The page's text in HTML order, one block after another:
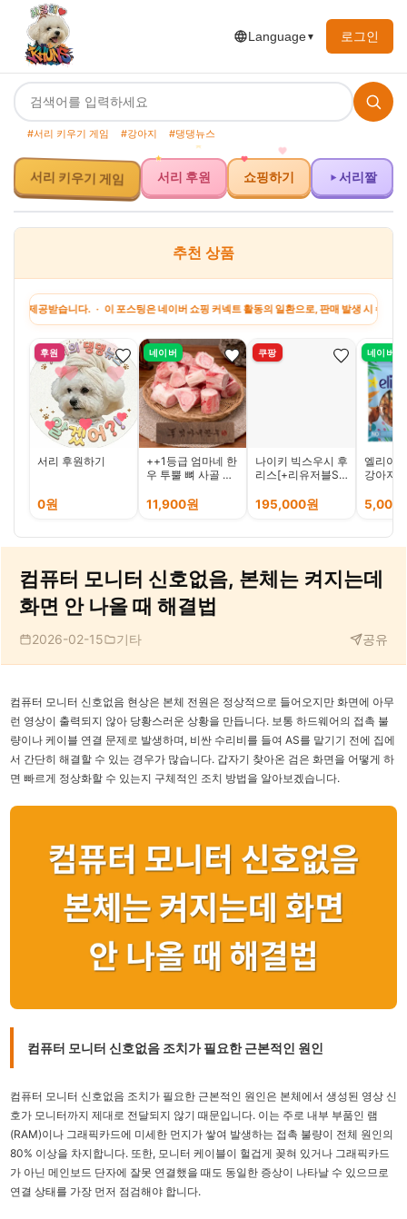
Language▼ 로그인
#서리 키우기 게임 #강아지 #댕댕뉴스
서리 키우기 게임 서리 후원 쇼핑하기 서리짤
추천 상품
받습니다. · 이 포스팅은 네이버 쇼핑 커넥트 활동의 일환으로, 판매 발생 시 수수료를
후원
서리 후원하기
0원
네이버
++1등급 엄마네 한
우 투뿔 뼈 사골 잡
도가니 스지 모듬
11,900원
쿠팡
나이키 빅스우시 후
리스[+리유저블S
빅스우시 풀집 뽀글
이 자켓 블랙
195,000원
네이버
엘리야
강아지
유 덴탈
100G
5,000
컴퓨터 모니터 신호없음, 본체는 켜지는데
화면 안 나올 때 해결법
2026-02-15 기타 공유
컴퓨터 모니터 신호없음 현상은 본체 전원은 정상적으로 들어오지만 화면에 아무
런 영상이 출력되지 않아 당황스러운 상황을 만듭니다. 보통 하드웨어의 접촉 불
량이나 케이블 연결 문제로 발생하며, 비싼 수리비를 들여 AS를 맡기기 전에 집에
서 간단히 해결할 수 있는 경우가 많습니다. 갑자기 찾아온 검은 화면을 어떻게 하
면 빠르게 정상화할 수 있는지 구체적인 조치 방법을 알아보겠습니다.
컴퓨터 모니터 신호없음 조치가 필요한 근본적인 원인
컴퓨터 모니터 신호없음 조치가 필요한 근본적인 원인은 본체에서 생성된 영상 신
호가 모니터까지 제대로 전달되지 않기 때문입니다. 이는 주로 내부 부품인 램
(RAM)이나 그래픽카드에 미세한 먼지가 쌓여 발생하는 접촉 불량이 전체 원인의
80% 이상을 차지합니다. 또한, 모니터 케이블이 헐겁게 꽂혀 있거나 그래픽카드
가 아닌 메인보드 단자에 잘못 연결했을 때도 동일한 증상이 나타날 수 있으므로
연결 상태를 가장 먼저 점검해야 합니다.